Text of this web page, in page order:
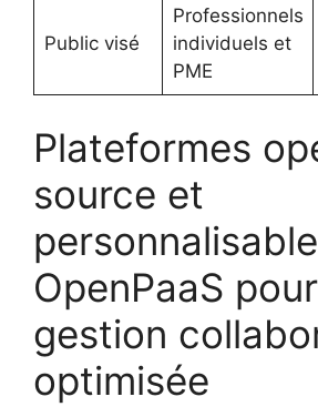
Public visé
Professionnels
individuels et
PME
Plateformes
source et
OpenPaaS
gestion
optimisée